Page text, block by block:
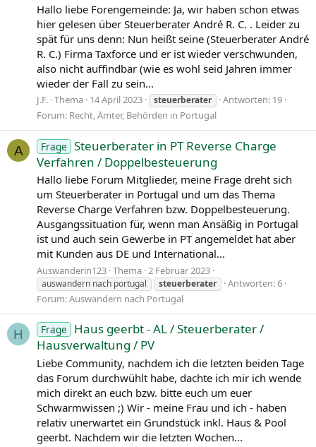
Hallo liebe Forengemeinde: Ja, wir haben schon etwas
hier gelesen über Steuerberater André R. C. . Leider zu
spät für uns denn: Nun heißt seine (Steuerberater André
R. C.) Firma Taxforce und er ist wieder verschwunden,
also nicht auffindbar (wie es wohl seid Jahren immer
wieder der Fall zu sein...
J.F. Thema 14 April 2023 steuerberater
Antworten: 19
Forum: Recht, Ämter, Behörden in Portugal
A Frage Steuerberater in PT Reverse Charge
Verfahren / Doppelbesteuerung
Hallo liebe Forum Mitglieder, meine Frage dreht sich
um Steuerberater in Portugal und um das Thema
Reverse Charge Verfahren bzw. Doppelbesteuerung.
Ausgangssituation für, wenn man Ansäßig in Portugal
ist und auch sein Gewerbe in PT angemeldet hat aber
mit Kunden aus DE und International...
Auswanderin123 Thema 2 Februar 2023
auswandern nach portugal steuerberater
Antworten: 6
Forum:Auswandern nach Portugal
H Frage
Haus geerbt - AL / Steuerberater /
Hausverwaltung / PV
Liebe Community, nachdem ich die letzten beiden Tage
das Forum durchwühlt habe, dachte ich mir ich wende
mich direkt an euch bzw. bitte euch um euer
Schwarmwissen ;) Wir - meine Frau und ich - haben
relativ unerwartet ein Grundstück inkl. Haus & Pool
geerbt. Nachdem wir die letzten Wochen...